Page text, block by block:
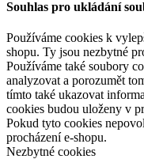
Souhlas pro ukládání
Používáme cookies k
shopu. Ty jsou nezbytné
Používáme také soubory
analyzovat a porozumět
tímto také ukazovat
cookies budou uloženy v
Pokud tyto cookies
procházení e-shopu.
Nezbytné cookies